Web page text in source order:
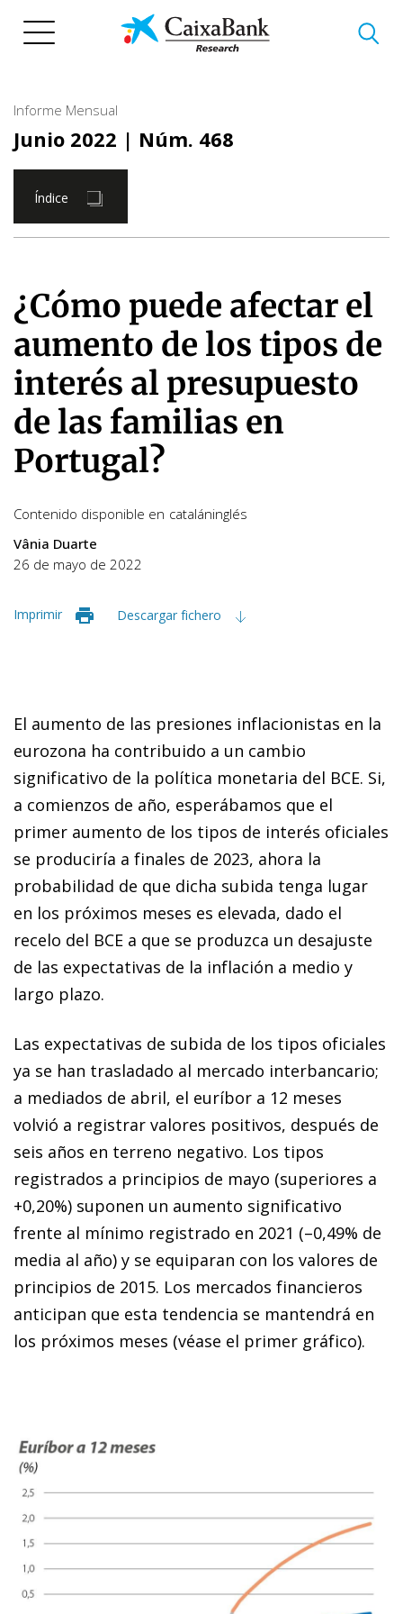
Informe Mensual
Junio 2022 | Núm. 468
Índice
¿Cómo puede afectar el
aumento de los tipos de
interés al presupuesto
de las familias en
Portugal?
Contenido disponible en cataláninglés
Vânia Duarte
26 de mayo de 2022
Imprimir Descargar fichero
El aumento de las presiones inflacionistas en la
eurozona ha contribuido a un cambio
significativo de la política monetaria del BCE. Si,
a comienzos de año, esperábamos que el
primer aumento de los tipos de interés oficiales
se produciría a finales de 2023, ahora la
probabilidad de que dicha subida tenga lugar
en los próximos meses es elevada, dado el
recelo del BCE a que se produzca un desajuste
de las expectativas de la inflación a medio y
largo plazo.
Las expectativas de subida de los tipos oficiales
ya se han trasladado al mercado interbancario;
a mediados de abril, el euríbor a 12 meses
volvió a registrar valores positivos, después de
seis años en terreno negativo. Los tipos
registrados a principios de mayo (superiores a
+0,20%) suponen un aumento significativo
frente al mínimo registrado en 2021 (–0,49% de
media al año) y se equiparan con los valores de
principios de 2015. Los mercados financieros
anticipan que esta tendencia se mantendrá en
los próximos meses (véase el primer gráfico).